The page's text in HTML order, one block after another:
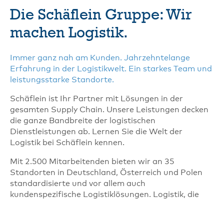
Die Schäflein Gruppe: Wir
machen Logistik.
Immer ganz nah am Kunden. Jahrzehntelange
Erfahrung in der Logistikwelt. Ein starkes Team und
leistungsstarke Standorte.
Schäflein ist Ihr Partner mit Lösungen in der
gesamten Supply Chain. Unsere Leistungen decken
die ganze Bandbreite der logistischen
Dienstleistungen ab. Lernen Sie die Welt der
Logistik bei Schäflein kennen.
Mit 2.500 Mitarbeitenden bieten wir an 35
Standorten in Deutschland, Österreich und Polen
standardisierte und vor allem auch
kundenspezifische Logistiklösungen. Logistik, die